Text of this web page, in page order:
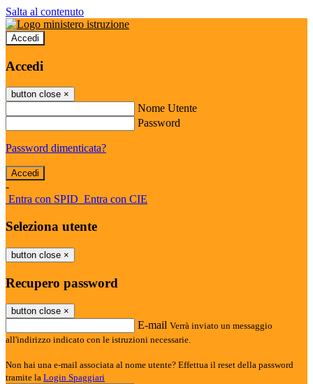
Salta al contenuto
Accedi
Accedi
button close ×
Nome Utente
Password
Password dimenticata?
-
Entra con SPID Entra con CIE
Seleziona utente
button close ×
Recupero password
button close ×
E-mail Verrà inviato un messaggio
all'indirizzo indicato con le istruzioni necessarie.
Non hai una e-mail associata al nome utente? Effettua il reset della password
tramite la Login Spaggiari